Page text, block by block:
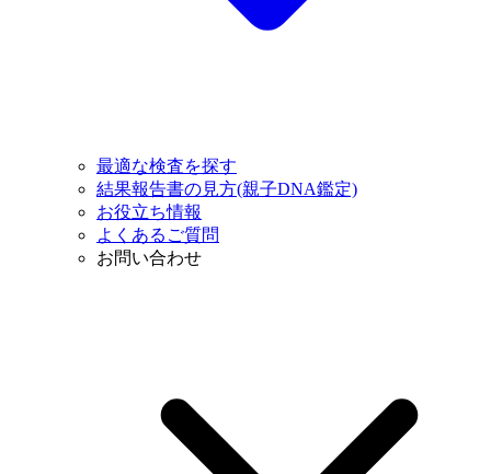
最適な検査を探す
結果報告書の見方(親子DNA鑑定)
お役立ち情報
よくあるご質問
お問い合わせ